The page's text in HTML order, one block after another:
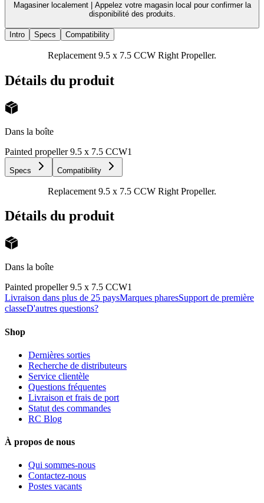
Magasiner localement |
Appelez votre magasin local pour confirmer la
disponibilité des produits.
Intro Specs Compatibility
Replacement 9.5 x 7.5 CCW Right Propeller.
Détails du produit
Dans la boîte
Painted propeller 9.5 x 7.5 CCW1
Specs Compatibility
Replacement 9.5 x 7.5 CCW Right Propeller.
Détails du produit
Dans la boîte
Painted propeller 9.5 x 7.5 CCW1
Livraison dans plus de 25 paysMarques pharesSupport de première
classeD'autres questions?
Shop
Dernières sorties
Recherche de distributeurs
Service clientèle
Questions fréquentes
Livraison et frais de port
Statut des commandes
RC Blog
À propos de nous
Qui sommes-nous
Contactez-nous
Postes vacants